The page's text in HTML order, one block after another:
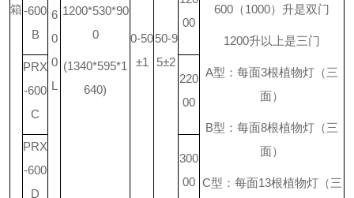
箱 600 （1000）升是双门
1200升以上是三门
A型：每面3根植物灯（三
面）
B型：每面8根植物灯（三
面）
C型：每面13根植物灯（三
6
0
0
L
1200*530*90
0
(1340*595*1
640)
0-50
±1
50-9
5±2
-600
B
00
PRX
-600
C
220
00
PRX
-600
D
300
00